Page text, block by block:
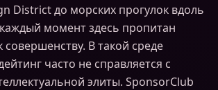
District до морских прогулок вдоль
момент здесь пропитан
В такой среде
часто не справляется с
элиты. SponsorClub